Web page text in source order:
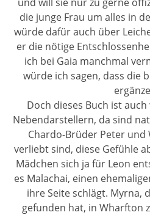
die junge Frau um alles in
würde dafür auch über
er die nötige
ich bei Gaia manchmal
würde ich sagen, dass die
Doch dieses Buch ist
Nebendarstellern, da sind
Chardo-Brüder Peter und
verliebt sind, diese Gefühle
Mädchen sich ja für Leon
es Malachai, einen
ihre Seite schlägt. Myrna,
gefunden hat, in Wharfton